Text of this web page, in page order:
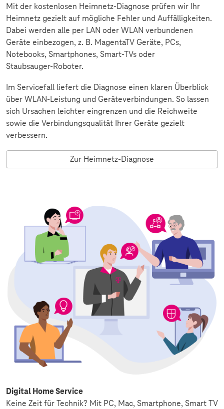
Mit der kostenlosen Heimnetz‑Diagnose prüfen wir Ihr
Heimnetz gezielt auf mögliche Fehler und Auffälligkeiten.
Dabei werden alle per LAN oder WLAN verbundenen
Geräte einbezogen, z. B. MagentaTV Geräte, PCs,
Notebooks, Smartphones, Smart‑TVs oder
Staubsauger‑Roboter.
Im Servicefall liefert die Diagnose einen klaren Überblick
über WLAN‑Leistung und Geräteverbindungen. So lassen
sich Ursachen leichter eingrenzen und die Reichweite
sowie die Verbindungsqualität Ihrer Geräte gezielt
verbessern.
Zur Heimnetz-Diagnose
Digital Home Service
Keine Zeit für Technik? Mit PC, Mac, Smartphone, Smart TV